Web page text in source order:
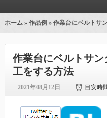
ホーム » 作品例 » 作業台にベルトサ
作業台にベルトサ
工をする方法
2021年08月12日 目安時